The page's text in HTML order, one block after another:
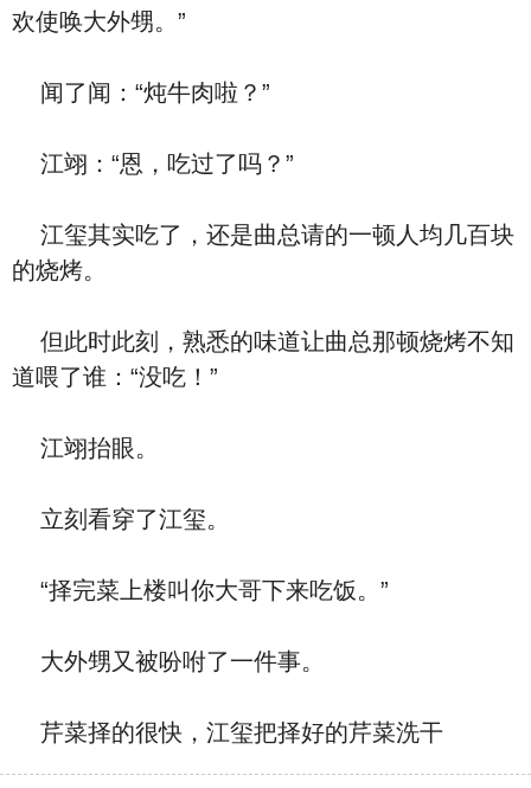
欢使唤大外甥。”
闻了闻：“炖牛肉啦？”
江翊：“恩，吃过了吗？”
江玺其实吃了，还是曲总请的一顿人均几百块
的烧烤。
但此时此刻，熟悉的味道让曲总那顿烧烤不知
道喂了谁：“没吃！”
江翊抬眼。
立刻看穿了江玺。
“择完菜上楼叫你大哥下来吃饭。”
大外甥又被吩咐了一件事。
芹菜择的很快，江玺把择好的芹菜洗干